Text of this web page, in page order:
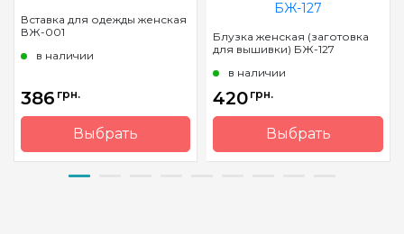
Вставка для одежды женская
ВЖ-001
в наличии
386 грн.
Выбрать
Бренд
Барвиста
Блузка женская (заготовка
для вышивки) БЖ-127
в наличии
420 грн.
Выбрать
Бренд
Барвиста